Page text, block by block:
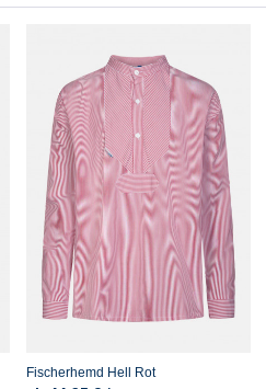
Fischerhemd Hell Rot